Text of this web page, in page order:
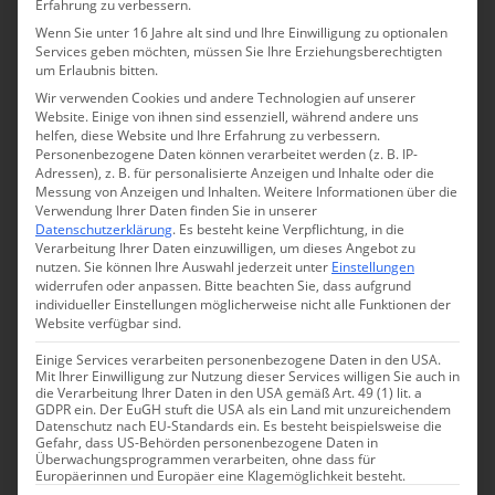
öffnen sich abends die Gassen und Plätze für
charmante Märkte mit Kunsthandwerk,
Aquarellen, Muscheln, Keramik und Schmuck.
Mein Fazit – Warum ich Elba liebe
Elba ist eine Insel, die sich nicht aufdrängt, sondern
Erfahrung zu verbessern.
Wenn Sie unter 16 Jahre alt sind und Ihre Einwilligung zu optionalen
Services geben möchten, müssen Sie Ihre Erziehungsberechtigten
um Erlaubnis bitten.
Wir verwenden Cookies und andere Technologien auf unserer
Website. Einige von ihnen sind essenziell, während andere uns
helfen, diese Website und Ihre Erfahrung zu verbessern.
Personenbezogene Daten können verarbeitet werden (z. B. IP-
Adressen), z. B. für personalisierte Anzeigen und Inhalte oder die
Messung von Anzeigen und Inhalten.Weitere Informationen über die
Verwendung Ihrer Daten finden Sie in unserer
Datenschutzerklärung. Es besteht keine Verpflichtung, in die
Verarbeitung Ihrer Daten einzuwilligen, um dieses Angebot zu
nutzen.Sie können Ihre Auswahl jederzeit unter Einstellungen
widerrufen oder anpassen. Bitte beachten Sie, dass aufgrund
individueller Einstellungen möglicherweise nicht alle Funktionen der
Website verfügbar sind.
Einige Services verarbeiten personenbezogene Daten in den USA.
Mit Ihrer Einwilligung zur Nutzung dieser Services willigen Sie auch in
die Verarbeitung Ihrer Daten in den USA gemäß Art. 49 (1) lit. a
GDPR ein. Der EuGH stuft die USA als ein Land mit unzureichendem
Datenschutz nach EU-Standards ein. Es besteht beispielsweise die
Gefahr, dass US-Behörden personenbezogene Daten in
Überwachungsprogrammen verarbeiten, ohne dass für
Europäerinnen und Europäer eine Klagemöglichkeit besteht.